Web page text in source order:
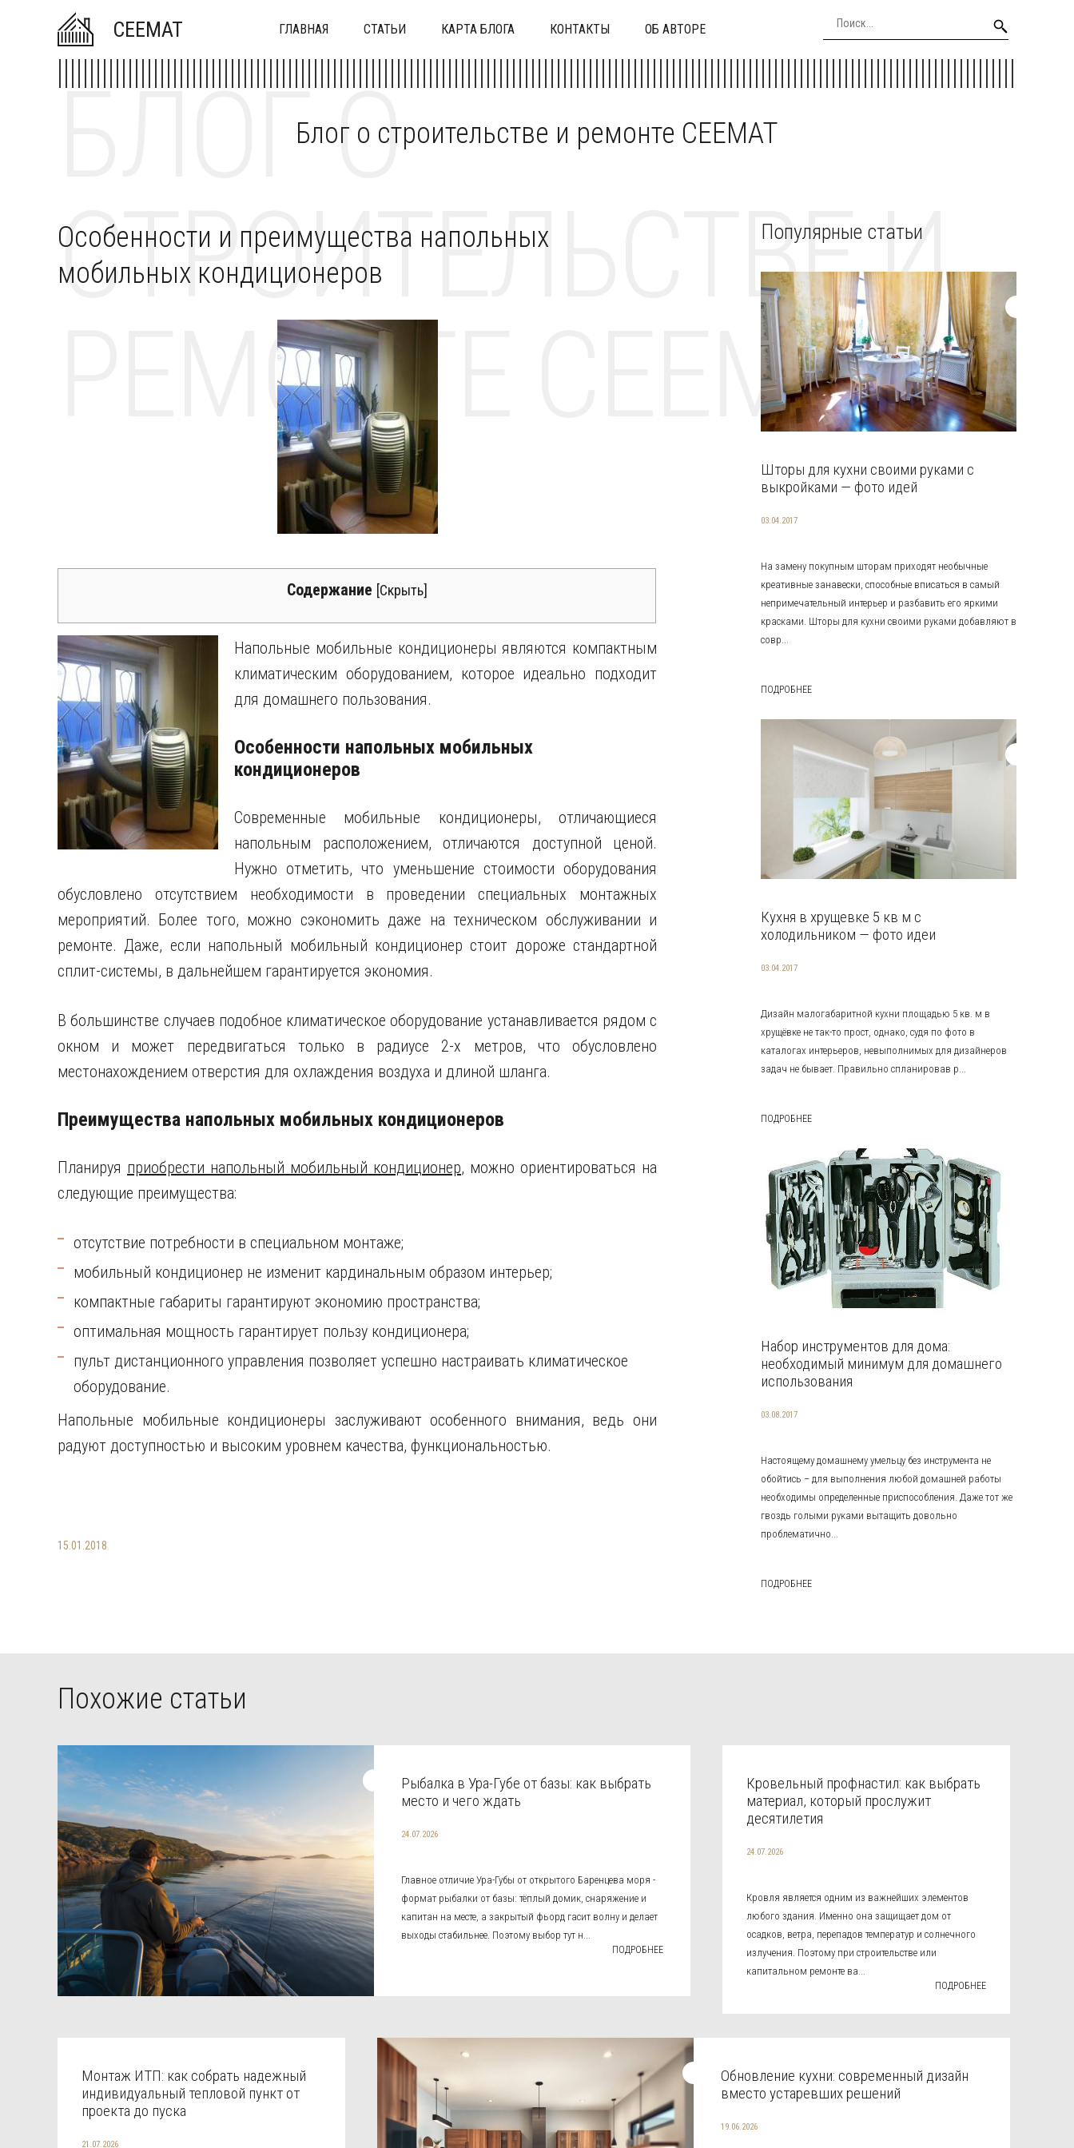
CEEMAT ГЛАВНАЯ СТАТЬИ КАРТА БЛОГА КОНТАКТЫ ОБ АВТОРЕ
Блог о строительстве и ремонте CEEMAT
БЛОГ О
СТРОИТЕЛЬСТВЕ И
РЕМОНТЕ CEEMAT
Особенности и преимущества напольных
мобильных кондиционеров
Содержание [Скрыть]
Напольные мобильные кондиционеры являются компактным
климатическим оборудованием, которое идеально подходит
для домашнего пользования.
Особенности напольных мобильных
кондиционеров
Современные мобильные кондиционеры, отличающиеся
напольным расположением, отличаются доступной ценой.
Нужно отметить, что уменьшение стоимости оборудования
обусловлено отсутствием необходимости в проведении специальных монтажных
мероприятий. Более того, можно сэкономить даже на техническом обслуживании и
ремонте. Даже, если напольный мобильный кондиционер стоит дороже стандартной
сплит-системы, в дальнейшем гарантируется экономия.
В большинстве случаев подобное климатическое оборудование устанавливается рядом с
окном и может передвигаться только в радиусе 2-х метров, что обусловлено
местонахождением отверстия для охлаждения воздуха и длиной шланга.
Преимущества напольных мобильных кондиционеров
Планируя приобрести напольный мобильный кондиционер, можно ориентироваться на
следующие преимущества:
отсутствие потребности в специальном монтаже;
мобильный кондиционер не изменит кардинальным образом интерьер;
компактные габариты гарантируют экономию пространства;
оптимальная мощность гарантирует пользу кондиционера;
пульт дистанционного управления позволяет успешно настраивать климатическое
оборудование.
Напольные мобильные кондиционеры заслуживают особенного внимания, ведь они
радуют доступностью и высоким уровнем качества, функциональностью.
15.01.2018
Популярные статьи
Шторы для кухни своими руками с
выкройками — фото идей
03.04.2017
На замену покупным шторам приходят необычные
креативные занавески, способные вписаться в самый
непримечательный интерьер и разбавить его яркими
красками. Шторы для кухни своими руками добавляют в
совр...
ПОДРОБНЕЕ
Кухня в хрущевке 5 кв м с
холодильником — фото идеи
03.04.2017
Дизайн малогабаритной кухни площадью 5 кв. м в
хрущёвке не так-то прост, однако, судя по фото в
каталогах интерьеров, невыполнимых для дизайнеров
задач не бывает. Правильно спланировав р...
ПОДРОБНЕЕ
Набор инструментов для дома:
необходимый минимум для домашнего
использования
03.08.2017
Настоящему домашнему умельцу без инструмента не
обойтись – для выполнения любой домашней работы
необходимы определенные приспособления. Даже тот же
гвоздь голыми руками вытащить довольно
проблематично...
ПОДРОБНЕЕ
Похожие статьи
Рыбалка в Ура-Губе от базы: как выбрать
место и чего ждать
24.07.2026
Главное отличие Ура-Губы от открытого Баренцева моря -
формат рыбалки от базы: тёплый домик, снаряжение и
капитан на месте, а закрытый фьорд гасит волну и делает
выходы стабильнее. Поэтому выбор тут н...
ПОДРОБНЕЕ
Кровельный профнастил: как выбрать
материал, который прослужит
десятилетия
24.07.2026
Кровля является одним из важнейших элементов
любого здания. Именно она защищает дом от
осадков, ветра, перепадов температур и солнечного
излучения. Поэтому при строительстве или
капитальном ремонте ва...
ПОДРОБНЕЕ
Монтаж ИТП: как собрать надежный
индивидуальный тепловой пункт от
проекта до пуска
21.07.2026
Обновление кухни: современный дизайн
вместо устаревших решений
19.06.2026